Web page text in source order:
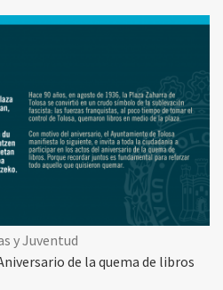
y Juventud
de la quema de libros